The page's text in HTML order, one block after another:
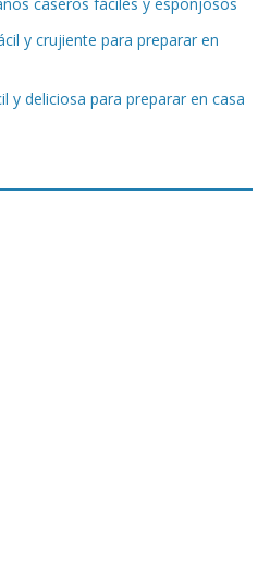
y crujiente para preparar en
y deliciosa para preparar en casa